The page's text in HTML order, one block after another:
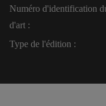
Numéro d'identification
d'art :
Type de l'édition :